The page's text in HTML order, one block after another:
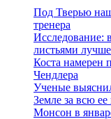
Под Тверью
тренера
Исследование:
листьями
Коста намерен
Чендлера
Ученые
Земле за всю
Монсон в